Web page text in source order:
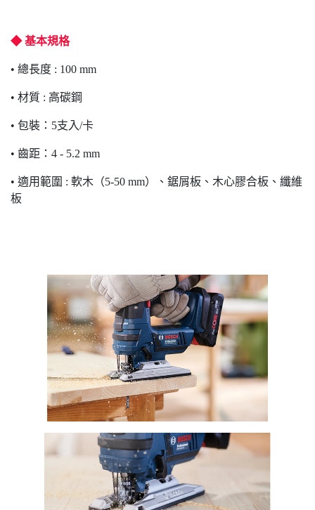
◆ 基本規格
• 總長度 : 100 mm
• 材質 : 高碳鋼
• 包裝：5支入/卡
• 齒距：4 - 5.2 mm
• 適用範圍 : 軟木（5-50 mm）、鋸屑板、木心膠合板、纖維
板